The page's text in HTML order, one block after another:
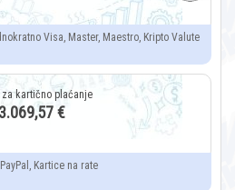
Visa, Master, Maestro, Kripto Valute
3.069,57 €
Kartice na rate